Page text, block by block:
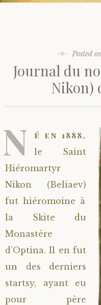
Posted
Journal du
Nikon)
N é en 1888,
le Saint
Hiéromartyr
Nikon (Beliaev)
fut hiéromoine à
la Skite du
Monastère
d’Optina. Il en fut
un des derniers
startsy, ayant eu
pour père